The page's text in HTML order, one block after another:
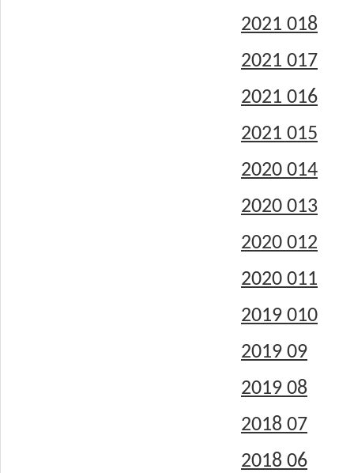
2021 018
2021 017
2021 016
2021 015
2020 014
2020 013
2020 012
2020 011
2019 010
2019 09
2019 08
2018 07
2018 06